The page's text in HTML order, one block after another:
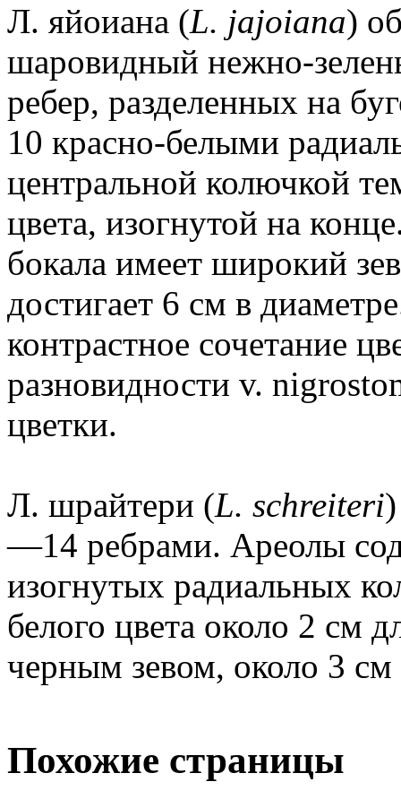
Л. яйоиана (L. jajoiana)
шаровидный нежно-
ребер, разделенных на
10 красно-белыми
центральной колючкой
цвета, изогнутой на
бокала имеет широкий
достигает 6 см в
контрастное сочетание
разновидности v.
цветки.
Л. шрайтери (L. schreiteri
—14 ребрами. Ареолы
изогнутых радиальных
белого цвета около 2 см
черным зевом, около 3 см
Похожие страницы